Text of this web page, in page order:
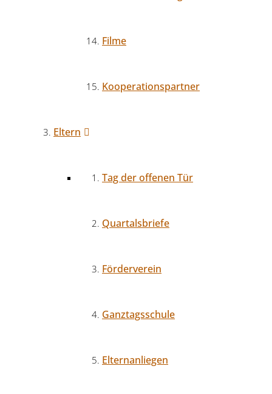
Filme
Kooperationspartner
Eltern
Tag der offenen Tür
Quartalsbriefe
Förderverein
Ganztagsschule
Elternanliegen